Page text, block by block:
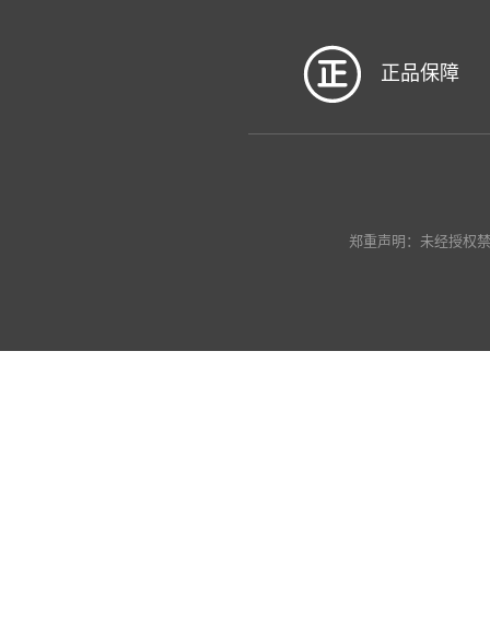
正品保障
郑重声明：未经授权